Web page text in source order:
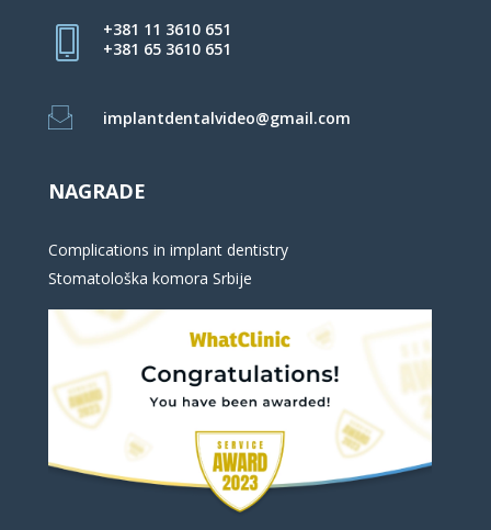
+381 11 3610 651
+381 65 3610 651
implantdentalvideo@gmail.com
NAGRADE
Complications in implant dentistry
Stomatološka komora Srbije